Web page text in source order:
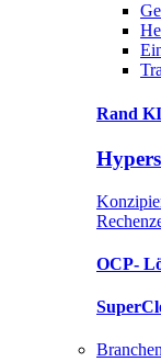
Rand KI
OCP-
Branchen